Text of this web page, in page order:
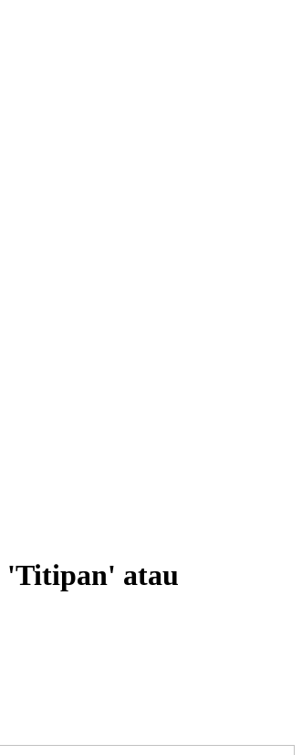
'Titipan' atau